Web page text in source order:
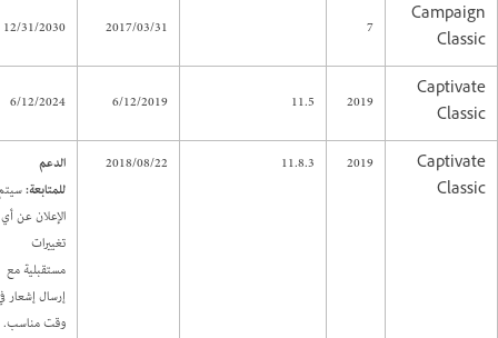
Campaign
Classic
7
2017/03/31
12/31/2030
Captivate
Classic
2019
11.5
6/12/2019
6/12/2024
Captivate
Classic
2019
11.8.3
2018/08/22
الدعم
للمتابعة:
الإعلان عن أي
تغييرات
مستقبلية مع
إرسال إشعار
وقت مناسب.